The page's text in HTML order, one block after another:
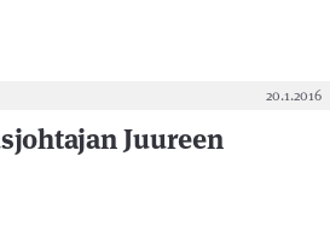
20.1.2016
Juureen